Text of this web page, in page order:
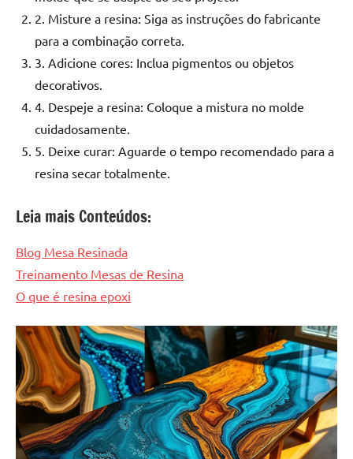
2. Misture a resina: Siga as instruções do fabricante
para a combinação correta.
3. Adicione cores: Inclua pigmentos ou objetos
decorativos.
4. Despeje a resina: Coloque a mistura no molde
cuidadosamente.
5. Deixe curar: Aguarde o tempo recomendado para a
resina secar totalmente.
Leia mais Conteúdos:
Blog Mesa Resinada
Treinamento Mesas de Resina
O que é resina epoxi